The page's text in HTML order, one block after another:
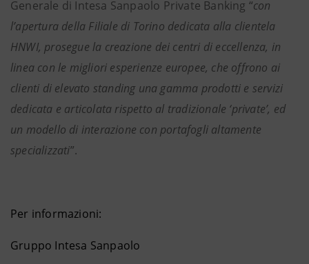
Generale di Intesa Sanpaolo Private Banking “con
l’apertura della Filiale di Torino dedicata alla clientela
HNWI, prosegue la creazione dei centri di eccellenza, in
linea con le migliori esperienze europee, che offrono ai
clienti di elevato standing una gamma prodotti e servizi
dedicata e articolata rispetto al tradizionale ‘private’, ed
un modello di interazione con portafogli altamente
specializzati”.
Per informazioni:
Gruppo Intesa Sanpaolo